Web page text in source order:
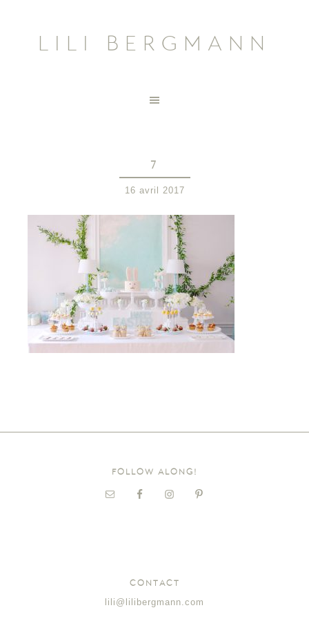
LILI BERGMANN
7
16 avril 2017
FOLLOW ALONG!
CONTACT
lili@lilibergmann.com